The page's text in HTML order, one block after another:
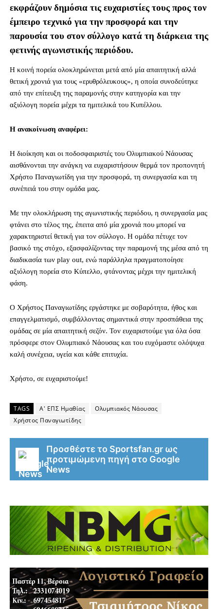
εκφράζουν δημόσια τις ευχαριστίες τους προς τον
έμπειρο τεχνικό για την προσφορά και την
παρουσία του στον σύλλογο κατά τη διάρκεια της
φετινής αγωνιστικής περιόδου.
Η κοινή πορεία ολοκληρώνεται μετά από μία απαιτητική αλλά
θετική χρονιά για τους «ερυθρόλευκους», η οποία συνοδεύτηκε
από την επίτευξη της παραμονής στην κατηγορία και την
αξιόλογη πορεία μέχρι τα ημιτελικά του Κυπέλλου.
Η ανακοίνωση αναφέρει:
Η διοίκηση και οι ποδοσφαιριστές του Ολυμπιακού Νάουσας
αισθάνονται την ανάγκη να ευχαριστήσουν θερμά τον προπονητή
Χρήστο Παναγιωτίδη για την προσφορά, τη συνεργασία και τη
συνέπειά του στην ομάδα μας.
Με την ολοκλήρωση της αγωνιστικής περιόδου, η συνεργασία μας
φτάνει στο τέλος της, έπειτα από μία χρονιά που μπορεί να
χαρακτηριστεί θετική για τον σύλλογο. Η ομάδα πέτυχε τον
βασικό της στόχο, εξασφαλίζοντας την παραμονή της μέσα από τη
διαδικασία των play out, ενώ παράλληλα πραγματοποίησε
αξιόλογη πορεία στο Κύπελλο, φτάνοντας μέχρι την ημιτελική
φάση.
Ο Χρήστος Παναγιωτίδης εργάστηκε με σοβαρότητα, ήθος και
επαγγελματισμό, συμβάλλοντας σημαντικά στην προσπάθεια της
ομάδας σε μία απαιτητική σεζόν. Τον ευχαριστούμε για όλα όσα
πρόσφερε στον Ολυμπιακό Νάουσας και του ευχόμαστε ολόψυχα
καλή συνέχεια, υγεία και κάθε επιτυχία.
Χρήστο, σε ευχαριστούμε!
TAGS Α' ΕΠΣ Ημαθίας
Ολυμπιακός Νάουσας
Χρήστος Παναγιωτίδης
Προσθέστε το Sportsfan.gr ως
προτιμώμενη πηγή στο Google
News